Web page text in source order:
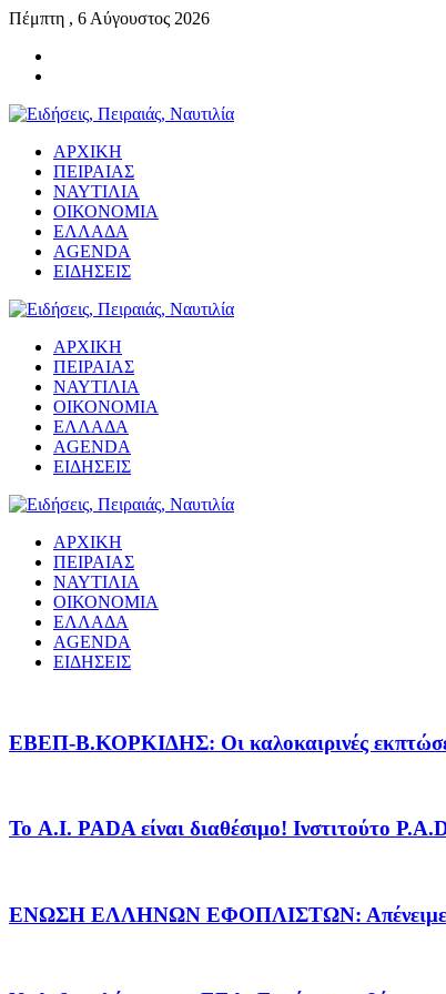
Πέμπτη , 6 Αύγουστος 2026
ΑΡΧΙΚΗ
ΠΕΙΡΑΙΑΣ
ΝΑΥΤΙΛΙΑ
ΟΙΚΟΝΟΜΙΑ
ΕΛΛΑΔΑ
AGENDA
ΕΙΔΗΣΕΙΣ
ΑΡΧΙΚΗ
ΠΕΙΡΑΙΑΣ
ΝΑΥΤΙΛΙΑ
ΟΙΚΟΝΟΜΙΑ
ΕΛΛΑΔΑ
AGENDA
ΕΙΔΗΣΕΙΣ
ΑΡΧΙΚΗ
ΠΕΙΡΑΙΑΣ
ΝΑΥΤΙΛΙΑ
ΟΙΚΟΝΟΜΙΑ
ΕΛΛΑΔΑ
AGENDA
ΕΙΔΗΣΕΙΣ
EΒΕΠ-Β.ΚΟΡΚΙΔΗΣ: Οι καλοκαιρινές
Το A.I. PADA είναι διαθέσιμο! Ινστιτούτο
ΕΝΩΣΗ ΕΛΛΗΝΩΝ ΕΦΟΠΛΙΣΤΩΝ: Απένειμε